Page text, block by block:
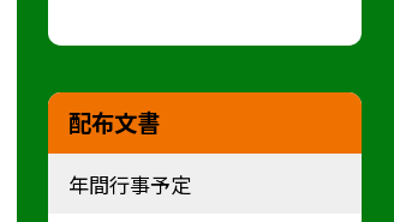
配布文書
年間行事予定